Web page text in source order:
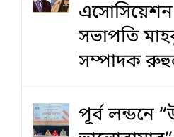
সভাপতি
সম্পাদক
পূর্ব লন্ডনে